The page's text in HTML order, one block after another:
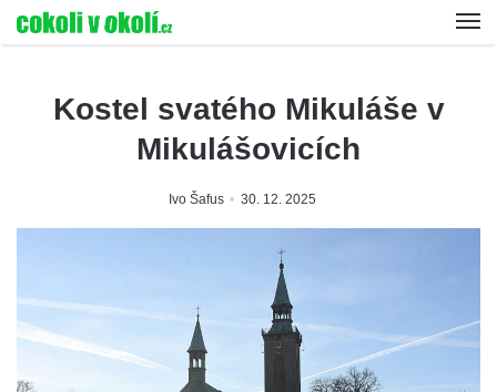
Kostel svatého Mikuláše v
Mikulášovicích
Ivo Šafus 30. 12. 2025